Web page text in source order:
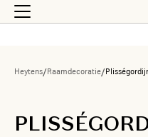
Heytens/Raamdecoratie/